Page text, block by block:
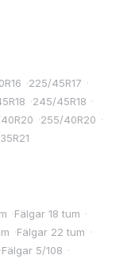
·225/45R17 ·
·245/45R18 ·
·255/40R20 ·
·Fälgar 18 tum ·
·Fälgar 22 tum ·
·Fälgar 5/108 ·